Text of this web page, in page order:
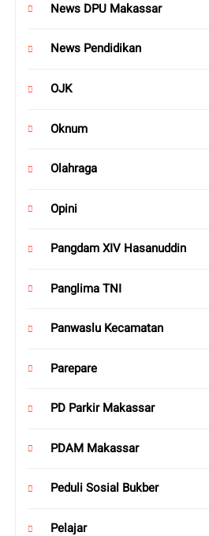
News DPU Makassar
News Pendidikan
OJK
Oknum
Olahraga
Opini
Pangdam XIV Hasanuddin
Panglima TNI
Panwaslu Kecamatan
Parepare
PD Parkir Makassar
PDAM Makassar
Peduli Sosial Bukber
Pelajar